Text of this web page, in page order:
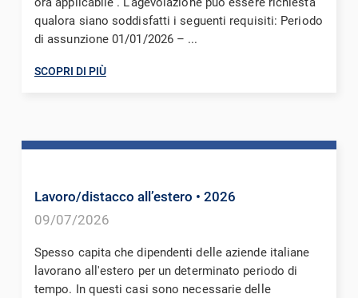
qualora siano soddisfatti i seguenti requisiti: Periodo
di assunzione 01/01/2026 – ...
SCOPRI DI PIÙ
Lavoro/distacco all’estero • 2026
09/07/2026
Spesso capita che dipendenti delle aziende italiane
lavorano all'estero per un determinato periodo di
tempo. In questi casi sono necessarie delle